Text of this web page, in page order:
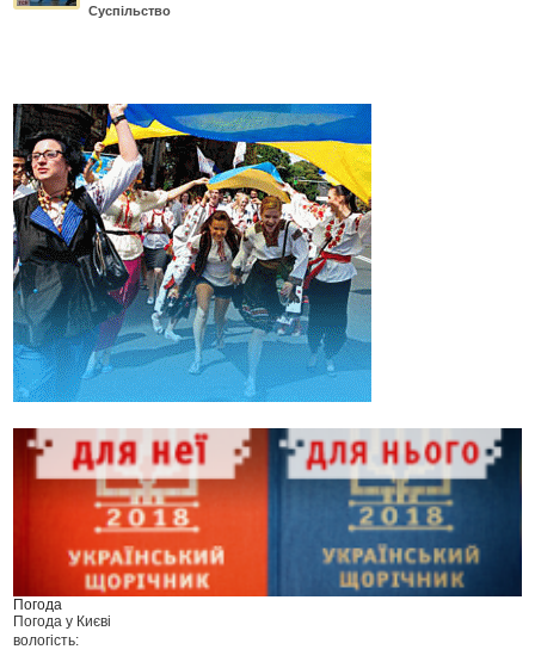
Суспільство
Погода
Погода у Києві
вологість: